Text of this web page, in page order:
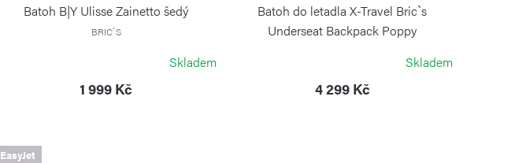
Batoh B|Y Ulisse Zainetto šedý
BRIC`S
Skladem
1 999 Kč
Batoh do letadla X-Travel Bric`s
Underseat Backpack Poppy
Skladem
4 299 Kč
EasyJet